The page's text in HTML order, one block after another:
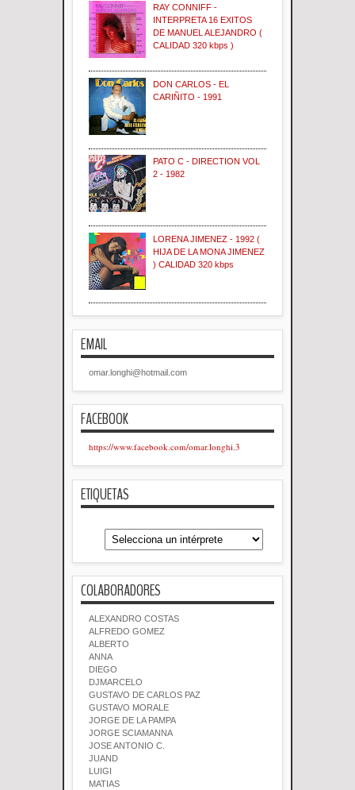
RAY CONNIFF -
INTERPRETA 16 EXITOS
DE MANUEL ALEJANDRO (
CALIDAD 320 kbps )
DON CARLOS - EL
CARIÑITO - 1991
PATO C - DIRECTION VOL
2 - 1982
LORENA JIMENEZ - 1992 (
HIJA DE LA MONA JIMENEZ
) CALIDAD 320 kbps
EMAIL
omar.longhi@hotmail.com
FACEBOOK
https://www.facebook.com/omar.longhi.3
ETIQUETAS
COLABORADORES
ALEXANDRO COSTAS
ALFREDO GOMEZ
ALBERTO
ANNA
DIEGO
DJMARCELO
GUSTAVO DE CARLOS PAZ
GUSTAVO MORALE
JORGE DE LA PAMPA
JORGE SCIAMANNA
JOSE ANTONIO C.
JUAND
LUIGI
MATIAS